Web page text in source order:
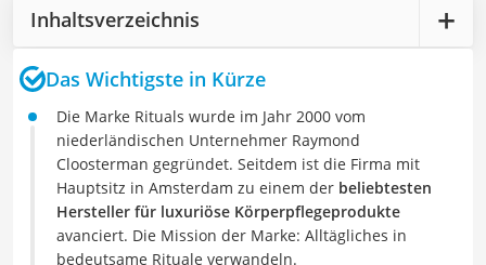
Inhaltsverzeichnis
Das Wichtigste in Kürze
Die Marke Rituals wurde im Jahr 2000 vom
niederländischen Unternehmer Raymond
Cloosterman gegründet. Seitdem ist die Firma mit
Hauptsitz in Amsterdam zu einem der beliebtesten
Hersteller für luxuriöse Körperpflegeprodukte
avanciert. Die Mission der Marke: Alltägliches in
bedeutsame Rituale verwandeln.